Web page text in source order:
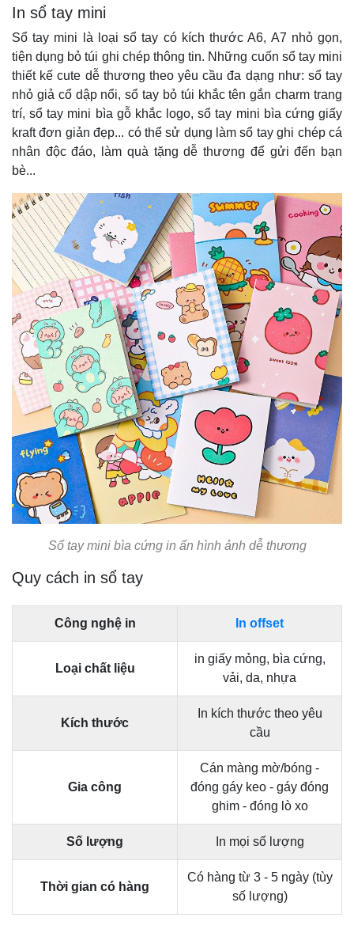
In sổ tay mini
Sổ tay mini là loại sổ tay có kích thước A6, A7 nhỏ gọn,
tiện dụng bỏ túi ghi chép thông tin. Những cuốn sổ tay mini
thiết kế cute dễ thương theo yêu cầu đa dạng như: sổ tay
nhỏ giả cổ dập nổi, sổ tay bỏ túi khắc tên gắn charm trang
trí, sổ tay mini bìa gỗ khắc logo, sổ tay mini bìa cứng giấy
kraft đơn giản đẹp... có thể sử dụng làm sổ tay ghi chép cá
nhân độc đáo, làm quà tặng dễ thương để gửi đến bạn
bè...
Sổ tay mini bìa cứng in ấn hình ảnh dễ thương
Quy cách in sổ tay
Công nghệ in In offset
Loại chất liệu
in giấy mỏng, bìa cứng,
vải, da, nhựa
Kích thước
In kích thước theo yêu
cầu
Gia công
Cán màng mờ/bóng -
đóng gáy keo - gáy đóng
ghim - đóng lò xo
Số lượng In mọi số lượng
Thời gian có hàng
Có hàng từ 3 - 5 ngày (tùy
số lượng)